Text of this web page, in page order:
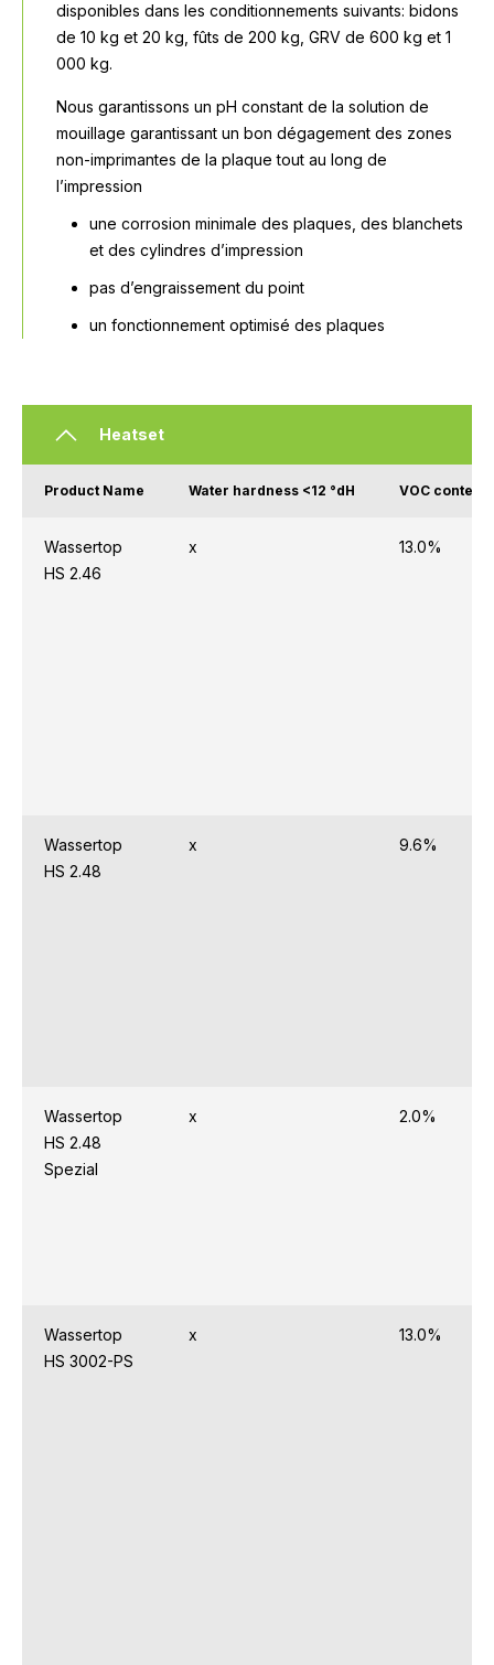
disponibles dans les conditionnements suivants: bidons
de 10 kg et 20 kg, fûts de 200 kg, GRV de 600 kg et 1
000 kg.
Nous garantissons un pH constant de la solution de
mouillage garantissant un bon dégagement des zones
non-imprimantes de la plaque tout au long de
l’impression
une corrosion minimale des plaques, des blanchets
et des cylindres d’impression
pas d’engraissement du point
un fonctionnement optimisé des plaques
Heatset
Product Name Water hardness <12 °dH VOC content
Wassertop
HS 2.46
x 13.0%
Wassertop
HS 2.48
x 9.6%
Wassertop
HS 2.48
Spezial
x 2.0%
Wassertop
HS 3002-PS
x 13.0%